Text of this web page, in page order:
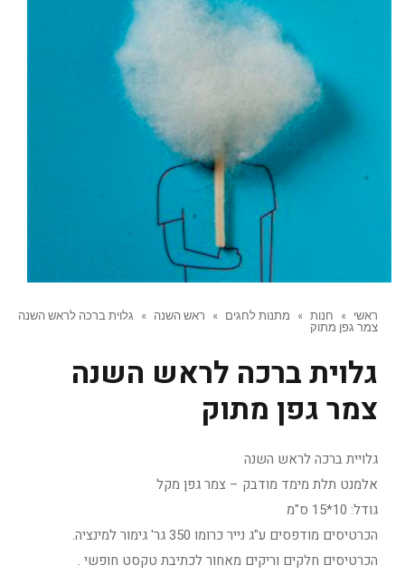
ראשי » חנות » מתנות לחגים » ראש השנה »
גלוית ברכה לראש השנה
צמר גפן מתוק
גלוית ברכה לראש השנה
צמר גפן מתוק
גלויית ברכה לראש השנה
אלמנט תלת מימד מודבק – צמר גפן מקל
גודל: 10*15 ס"מ
הכרטיסים מודפסים ע"ג נייר כרומו 350 גר' גימור למינציה.
הכרטיסים חלקים וריקים מאחור לכתיבת טקסט חופשי .